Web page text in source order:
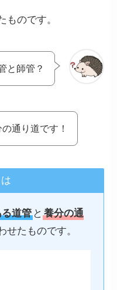
ものです。
と師管？
通り道です！
道管と 養分の通
せたものです。